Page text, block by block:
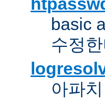
basic
수정
아파